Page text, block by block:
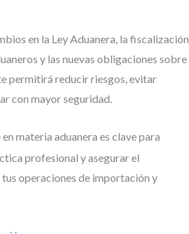
en la Ley Aduanera, la
y las nuevas obligaciones sobre
permitirá reducir riesgos, evitar
con mayor seguridad.
materia aduanera es clave para
profesional y asegurar el
operaciones de importación y